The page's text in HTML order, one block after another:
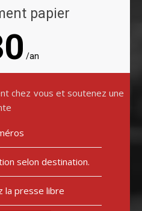
papier
/an
chez vous et soutenez une
selon destination.
la presse libre